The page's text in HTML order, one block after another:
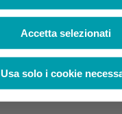
Accetta selezionati
Usa solo i cookie